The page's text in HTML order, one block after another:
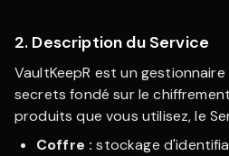
2. Description du Service
VaultKeepR est un
secrets fondé sur le
produits que vous utilisez, le
Coffre : stockage